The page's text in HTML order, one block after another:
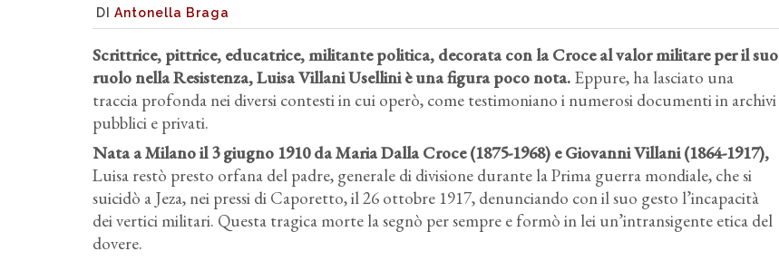
DI Antonella Braga
Scrittrice, pittrice, educatrice, militante politica, decorata con la Croce al valor militare per il suo
ruolo nella Resistenza, Luisa Villani Usellini è una figura poco nota. Eppure, ha lasciato una
traccia profonda nei diversi contesti in cui operò, come testimoniano i numerosi documenti in archivi
pubblici e privati.
Nata a Milano il 3 giugno 1910 da Maria Dalla Croce (1875-1968) e Giovanni Villani (1864-1917),
Luisa restò presto orfana del padre, generale di divisione durante la Prima guerra mondiale, che si
suicidò a Jeza, nei pressi di Caporetto, il 26 ottobre 1917, denunciando con il suo gesto l’incapacità
dei vertici militari. Questa tragica morte la segnò per sempre e formò in lei un’intransigente etica del
dovere.